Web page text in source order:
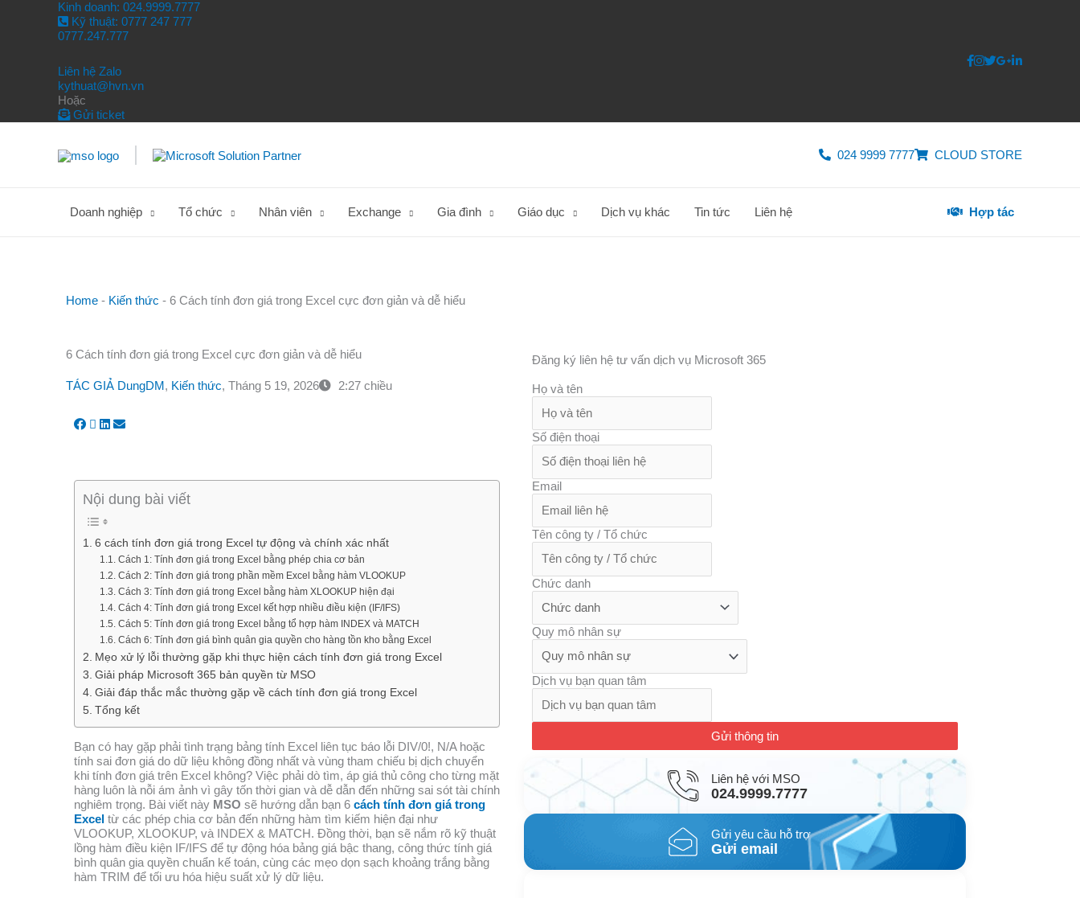
Kinh doanh: 024.9999.7777
Kỹ thuật: 0777 247 777
0777.247.777
Liên hệ Zalo
kythuat@hvn.vn
Hoặc
Gửi ticket
024 9999 7777 CLOUD STORE
Doanh nghiệp Tổ chức Nhân viên Exchange Gia đình Giáo dục Dịch vụ khác Tin tức Liên hệ Hợp tác
Home - Kiến thức - 6 Cách tính đơn giá trong Excel cực đơn giản và dễ hiểu
6 Cách tính đơn giá trong Excel cực đơn giản và dễ hiểu
TÁC GIẢ DungDM, Kiến thức, Tháng 5 19, 2026 2:27 chiều
Nội dung bài viết
6 cách tính đơn giá trong Excel tự động và chính xác nhất
Cách 1: Tính đơn giá trong Excel bằng phép chia cơ bản
Cách 2: Tính đơn giá trong phần mềm Excel bằng hàm VLOOKUP
Cách 3: Tính đơn giá trong Excel bằng hàm XLOOKUP hiện đại
Cách 4: Tính đơn giá trong Excel kết hợp nhiều điều kiện (IF/IFS)
Cách 5: Tính đơn giá trong Excel bằng tổ hợp hàm INDEX và MATCH
Cách 6: Tính đơn giá bình quân gia quyền cho hàng tồn kho bằng Excel
Mẹo xử lý lỗi thường gặp khi thực hiện cách tính đơn giá trong Excel
Giải pháp Microsoft 365 bản quyền từ MSO
Giải đáp thắc mắc thường gặp về cách tính đơn giá trong Excel
Tổng kết
Bạn có hay gặp phải tình trạng bảng tính Excel liên tục báo lỗi DIV/0!, N/A hoặc
tính sai đơn giá do dữ liệu không đồng nhất và vùng tham chiếu bị dịch chuyển
khi tính đơn giá trên Excel không? Việc phải dò tìm, áp giá thủ công cho từng mặt
hàng luôn là nỗi ám ảnh vì gây tốn thời gian và dễ dẫn đến những sai sót tài chính
nghiêm trọng. Bài viết này MSO sẽ hướng dẫn bạn 6 cách tính đơn giá trong
Excel từ các phép chia cơ bản đến những hàm tìm kiếm hiện đại như
VLOOKUP, XLOOKUP, và INDEX & MATCH. Đồng thời, bạn sẽ nắm rõ kỹ thuật
lồng hàm điều kiện IF/IFS để tự động hóa bảng giá bậc thang, công thức tính giá
bình quân gia quyền chuẩn kế toán, cùng các mẹo dọn sạch khoảng trắng bằng
hàm TRIM để tối ưu hóa hiệu suất xử lý dữ liệu.
Đăng ký liên hệ tư vấn dịch vụ Microsoft 365
Họ và tên
Số điện thoại
Email
Tên công ty / Tổ chức
Chức danh
Quy mô nhân sự
Dịch vụ bạn quan tâm
Gửi thông tin
Liên hệ với MSO
024.9999.7777
Gửi yêu cầu hỗ trợ
Gửi email